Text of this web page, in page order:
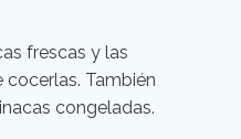
frescas y las
También
congeladas.